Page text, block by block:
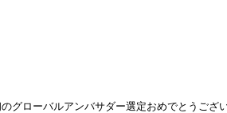
グローバルアンバサダー選定おめでとうござ